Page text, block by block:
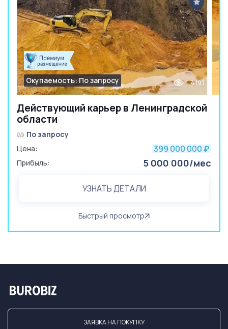
Действующий карьер в Ленинградской
области
Окупаемость: По запросу 4191
По запросу
Цена:
399 000 000 ₽
Прибыль: 5 000 000/мес
УЗНАТЬ ДЕТАЛИ
Быстрый просмотр
ЗАЯВКА НА ПОКУПКУ